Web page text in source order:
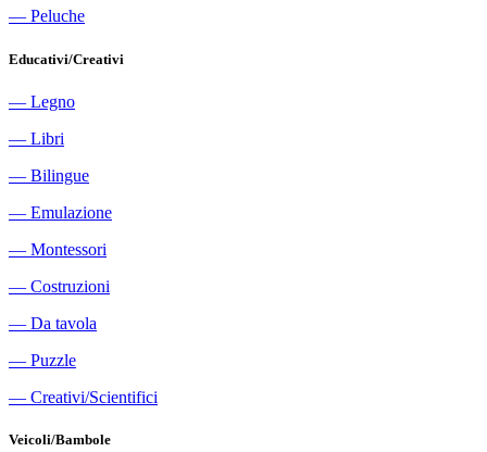
― Peluche
Educativi/Creativi
― Legno
― Libri
― Bilingue
― Emulazione
― Montessori
― Costruzioni
― Da tavola
― Puzzle
― Creativi/Scientifici
Veicoli/Bambole